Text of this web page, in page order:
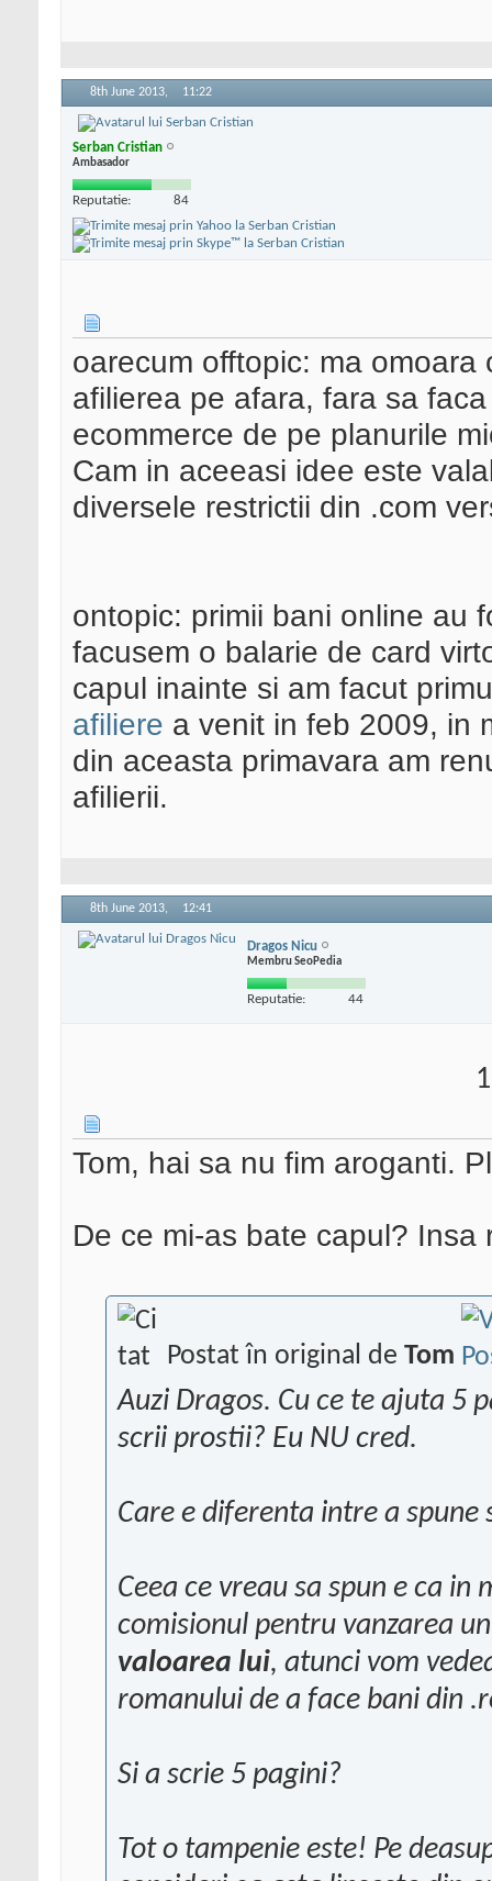
8th June 2013, 11:22
Serban Cristian
Ambasador
Reputatie: 84
oarecum offtopic: ma
afilierea pe afara, fara sa
ecommerce de pe planurile
Cam in aceeasi idee este
diversele restrictii din .com
ontopic: primii bani online au
facusem o balarie de card
capul inainte si am facut
afiliere a venit in feb 2009, in
din aceasta primavara am
afilierii.
8th June 2013, 12:41
Dragos Nicu
Membru SeoPedia
Reputatie: 44
Tom, hai sa nu fim aroganti.
De ce mi-as bate capul? Insa
Postat în original de Tom
Auzi Dragos. Cu ce te ajuta 5
scrii prostii? Eu NU cred.
Care e diferenta intre a spune
Ceea ce vreau sa spun e ca
comisionul pentru vanzarea
valoarea lui, atunci vom
romanului de a face bani din
Si a scrie 5 pagini?
Tot o tampenie este! Pe